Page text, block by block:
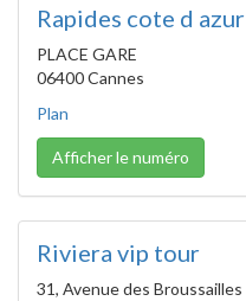
Rapides cote d azur
PLACE GARE
06400 Cannes
Plan
Afficher le numéro
Riviera vip tour
31, Avenue des Broussailles